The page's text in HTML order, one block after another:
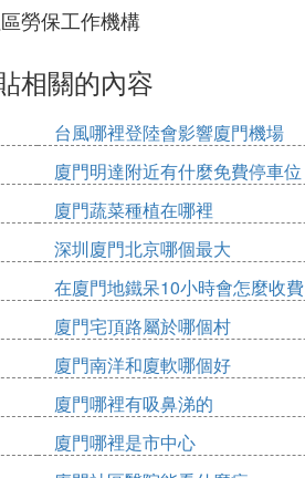
勞保工作機構
相關的內容
台風哪裡登陸會影響廈門機場
廈門明達附近有什麼免費停車位
廈門蔬菜種植在哪裡
深圳廈門北京哪個最大
在廈門地鐵呆10小時會怎麼收費
廈門宅頂路屬於哪個村
廈門南洋和廈軟哪個好
廈門哪裡有吸鼻涕的
廈門哪裡是市中心